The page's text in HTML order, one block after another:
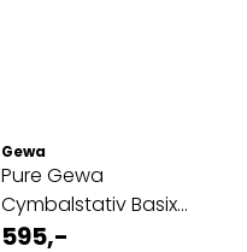
Gewa
Pure Gewa
Cymbalstativ Basix
100 series CS-100
595,-